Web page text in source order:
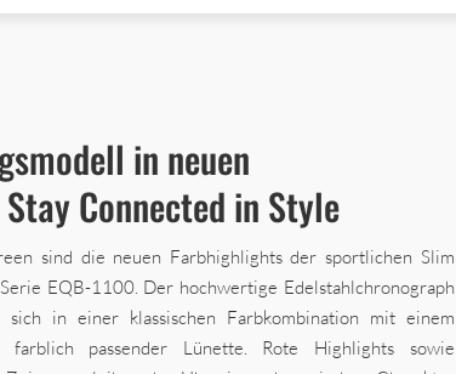
in neuen
Connected in Style
sind die neuen Farbhighlights der sportlichen Slim
EQB-1100. Der hochwertige Edelstahlchronograph
sich in einer klassischen Farbkombination mit einem
passender Lünette. Rote Highlights sowie